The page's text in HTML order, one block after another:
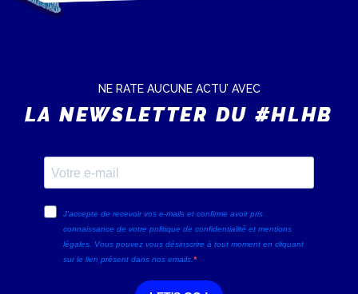
NE RATE AUCUNE ACTU’ AVEC
LA NEWSLETTER DU #HLHB